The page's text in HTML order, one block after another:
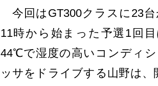
今回はGT300クラスに23
11時から始まった予選1回
44℃で湿度の高いコンディ
ッサをドライブする山野は、